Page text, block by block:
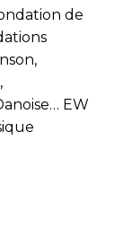
de
EW